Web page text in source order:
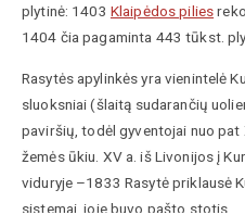
plytinė: 1403 Klaipėdos pilies
1404 čia pagaminta 443 tūkst.
Rasytės apylinkės yra vienintelė
sluoksniai (šlaitą sudarančių
paviršių, todėl gyventojai nuo
žemės ūkiu. XV a. iš Livonijos į
viduryje –1833 Rasytė priklausė
sistemai, joje buvo pašto stotis.